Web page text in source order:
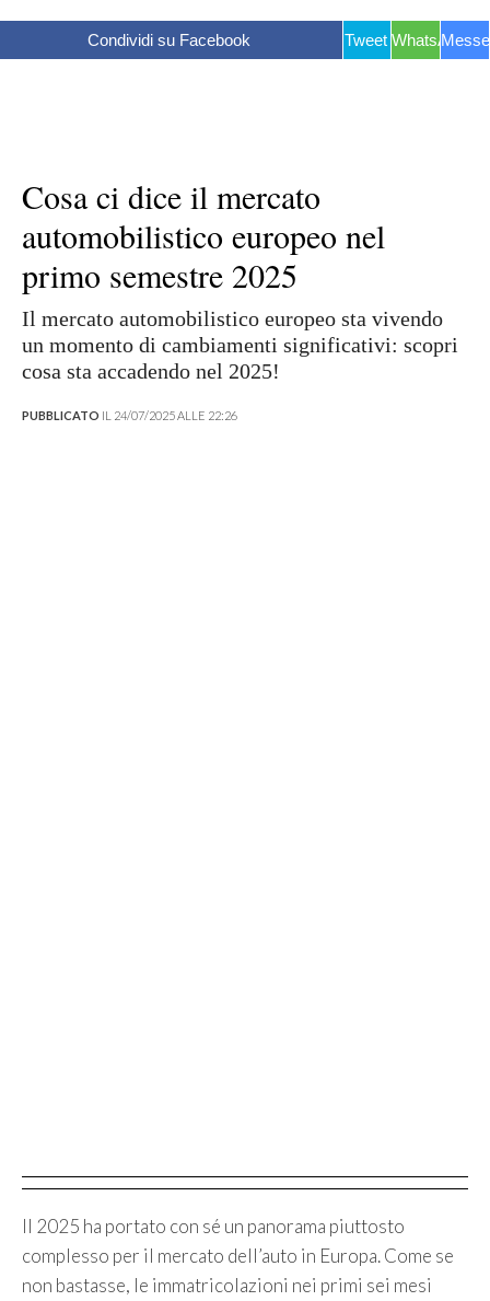
Condividi su Facebook Tweet WhatsApp
Cosa ci dice il mercato
automobilistico europeo nel
primo semestre 2025
Il mercato automobilistico europeo sta vivendo
un momento di cambiamenti significativi: scopri
cosa sta accadendo nel 2025!
PUBBLICATO IL 24/07/2025 ALLE 22:26
Il 2025 ha portato con sé un panorama piuttosto
complesso per il mercato dell’auto in Europa. Come se
non bastasse, le immatricolazioni nei primi sei mesi